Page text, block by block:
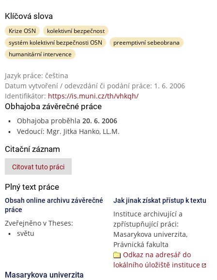
Klíčová slova
Krize OSN
kolektivní bezpečnost
systém kolektivní bezpečnosti OSN
preemptivní sebeobrana
humanitární intervence
Jazyk práce: čeština
Datum vytvoření / odevzdání či podání práce: 1. 6. 2006
Identifikátor: https://is.muni.cz/th/vhkqh/
Obhajoba závěrečné práce
Obhajoba proběhla 20. 6. 2006
Vedoucí: Mgr. Jitka Hanko, LL.M.
Citační záznam
Citovat tuto práci
Plný text práce
Obsah online archivu závěrečné
práce
Zveřejněno v Theses:
světu
Jak jinak získat přístup k textu
Instituce archivující a
zpřístupňující práci:
Masarykova univerzita,
Právnická fakulta
Odkaz na adresář do
lokálního úložiště instituce
Masarykova univerzita